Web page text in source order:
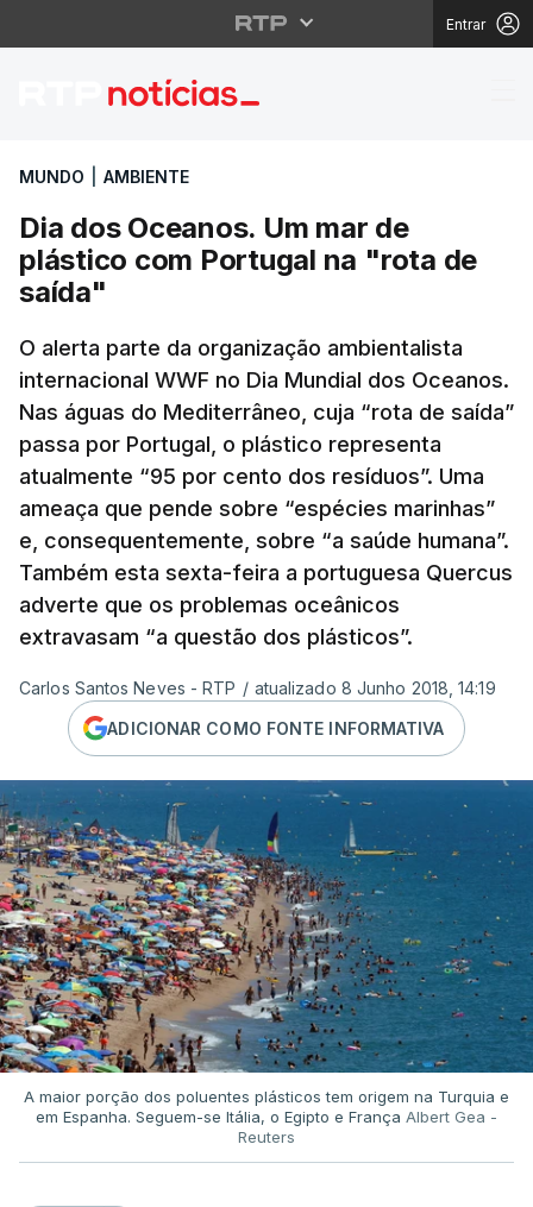
Entrar
Dia dos Oceanos.
MUNDO AMBIENTE
Dia dos Oceanos. Um mar de
plástico com Portugal na "rota de
saída"
O alerta parte da organização ambientalista
internacional WWF no Dia Mundial dos Oceanos.
Nas águas do Mediterrâneo, cuja “rota de saída”
passa por Portugal, o plástico representa
atualmente “95 por cento dos resíduos”. Uma
ameaça que pende sobre “espécies marinhas”
e, consequentemente, sobre “a saúde humana”.
Também esta sexta-feira a portuguesa Quercus
adverte que os problemas oceânicos
extravasam “a questão dos plásticos”.
Carlos Santos Neves - RTP / atualizado 8 Junho 2018, 14:19
ADICIONAR COMO FONTE INFORMATIVA
A maior porção dos poluentes plásticos tem origem na Turquia e
em Espanha. Seguem-se Itália, o Egipto e França Albert Gea -
Reuters